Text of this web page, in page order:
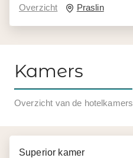
Overzicht Praslin
Kamers
Overzicht van de hotelkamers
Superior kamer